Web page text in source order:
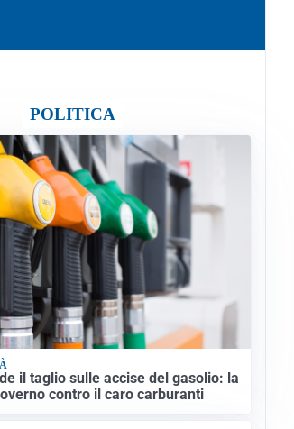
POLITICA
il taglio sulle accise del gasolio: la
contro il caro carburanti